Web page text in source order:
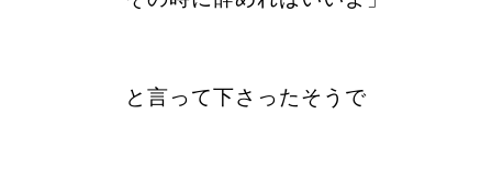
と言って下さったそうで